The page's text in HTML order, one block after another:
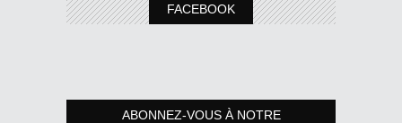
FACEBOOK
ABONNEZ-VOUS À NOTRE